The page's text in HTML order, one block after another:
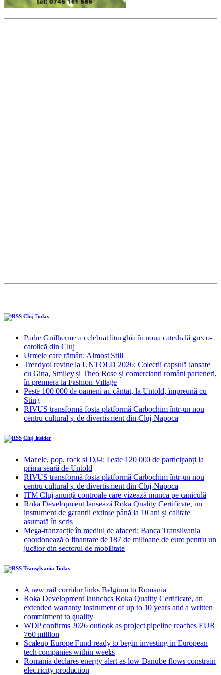
Cluj Today
Padre Guilherme a celebrat liturghia în noua catedrală greco-
catolică din Cluj
Urmele care rămân: Almost Still
Trendyol revine la UNTOLD 2026: Colecții capsulă lansate
cu Gina, Smiley și Theo Rose și comercianți români parteneri,
în premieră la Fashion Village
Peste 100 000 de oameni au cântat, la Untold, împreună cu
Sting
RIVUS transformă fosta platformă Carbochim într-un nou
centru cultural și de divertisment din Cluj-Napoca
Cluj Insider
Manele, pop, rock și DJ-i: Peste 120 000 de participanți la
prima seară de Untold
RIVUS transformă fosta platformă Carbochim într-un nou
centru cultural și de divertisment din Cluj-Napoca
ITM Cluj anunță controale care vizează munca pe caniculă
Roka Development lansează Roka Quality Certificate, un
instrument de garanții extinse până la 10 ani și calitate
asumată în scris
Mega-tranzacție în mediul de afaceri: Banca Transilvania
coordonează o finanțare de 187 de milioane de euro pentru un
jucător din sectorul de mobilitate
Transylvania Today
A new rail corridor links Belgium to Romania
Roka Development launches Roka Quality Certificate, an
extended warranty instrument of up to 10 years and a written
commitment to quality
WDP confirms 2026 outlook as project pipeline reaches EUR
760 million
Scaleup Europe Fund ready to begin investing in European
tech companies within weeks
Romania declares energy alert as low Danube flows constrain
electricity production